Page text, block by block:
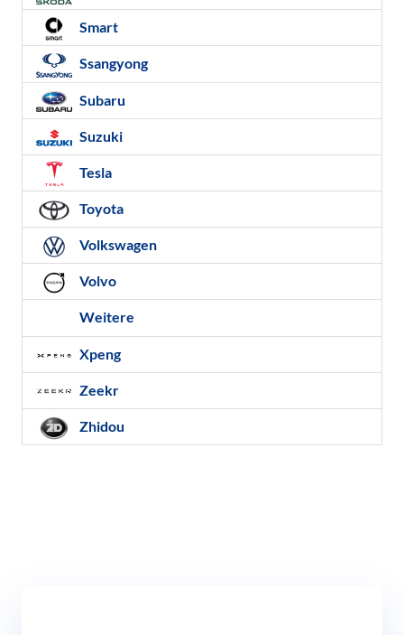
Smart
Ssangyong
Subaru
Suzuki
Tesla
Toyota
Volkswagen
Volvo
Weitere
Xpeng
Zeekr
Zhidou